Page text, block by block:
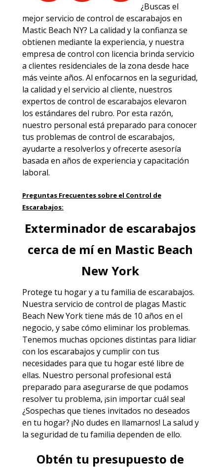
¿Buscas el
mejor servicio de control de escarabajos en
Mastic Beach NY? La calidad y la confianza se
obtienen mediante la experiencia, y nuestra
empresa de control con licencia brinda servicio
a clientes residenciales de la zona desde hace
más veinte años. Al enfocarnos en la seguridad,
la calidad y el servicio al cliente, nuestros
expertos de control de escarabajos elevaron
los estándares del rubro. Por esta razón,
nuestro personal está preparado para conocer
tus problemas de control de escarabajos,
ayudarte a resolverlos y ofrecerte asesoría
basada en años de experiencia y capacitación
laboral.
Preguntas Frecuentes sobre el Control de
Escarabajos:
Exterminador de escarabajos
cerca de mí en Mastic Beach
New York
Protege tu hogar y a tu familia de escarabajos.
Nuestra servicio de control de plagas Mastic
Beach New Yorktiene más de 10 años en el
negocio, y sabe cómo eliminar los problemas.
Tenemos muchas opciones distintas para lidiar
con los escarabajos y cumplir con tus
necesidades para que tu hogar esté libre de
ellas. Nuestro personal profesional está
preparado para asegurarse de que podamos
resolver tu problema, ¡sin importar cuál sea!
¿Sospechas que tienes invitados no deseados
en tu hogar? ¡No dudes en llamarnos! La salud y
la seguridad de tu familia dependen de ello.
Obtén tu presupuesto de